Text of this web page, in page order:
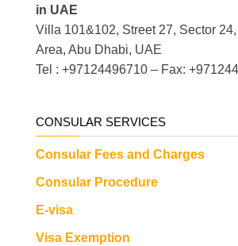
in UAE
Villa 101&102, Street 27, Sector
Area, Abu Dhabi, UAE
Tel : +97124496710 – Fax:
CONSULAR SERVICES
Consular Fees and Charges
Consular Procedure
E-visa
Visa Exemption